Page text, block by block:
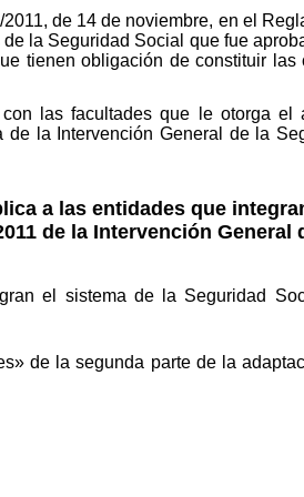
de 14 de noviembre, en el
la Seguridad Social que fue
tienen obligación de constituir las
las facultades que le otorga el
la Intervención General de la
a las entidades que
de la Intervención General
el sistema de la Seguridad
de la segunda parte de la